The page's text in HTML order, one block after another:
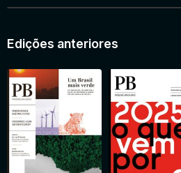
Edições anteriores